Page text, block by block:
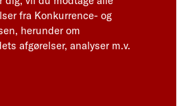
fra Konkurrence- og
herunder om
afgørelser, analyser m.v.